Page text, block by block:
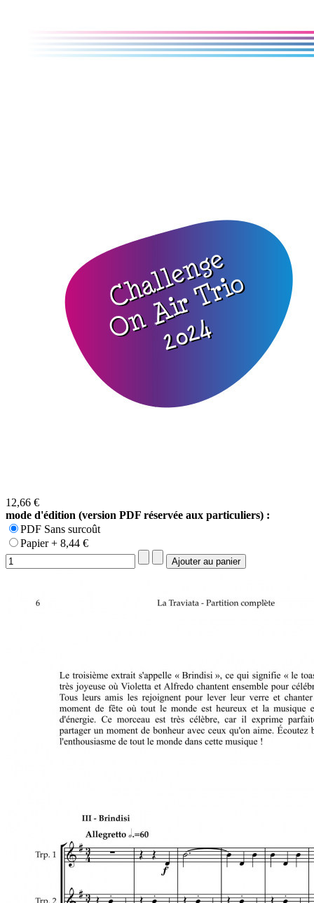
12,66 €
mode d'édition (version PDF réservée aux particuliers) :
PDF Sans surcoût
Papier + 8,44 €